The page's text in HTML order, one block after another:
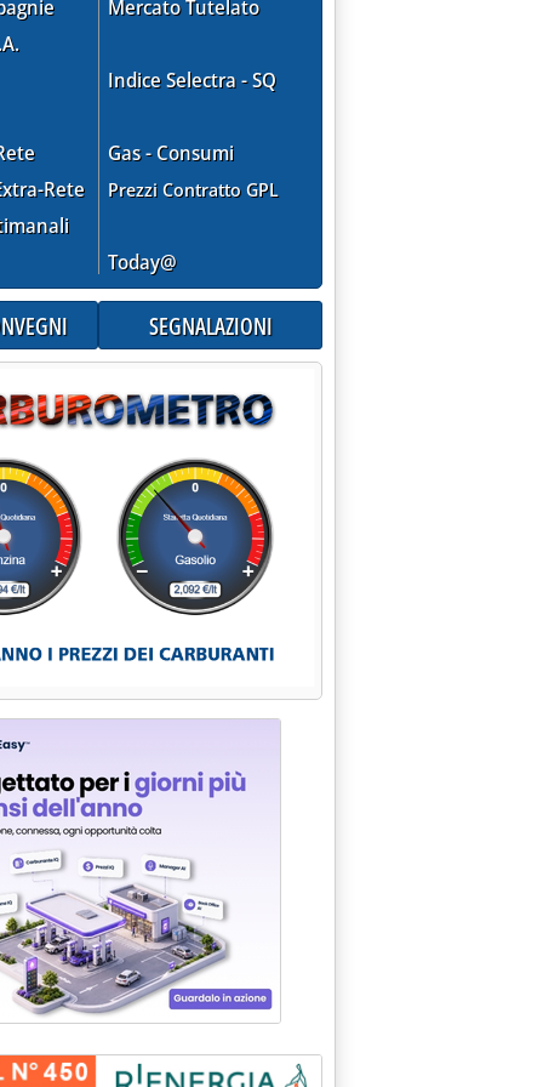
Rete
Mercato Tutelato
Indice Selectra - SQ
Gas - Consumi
Prezzi Contratto GPL
Today@
SEGNALAZIONI